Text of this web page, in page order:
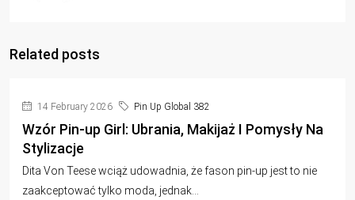
Related posts
14 February 2026 Pin Up Global 382
Wzór Pin-up Girl: Ubrania, Makijaż I Pomysły Na
Stylizacje
Dita Von Teese wciąż udowadnia, że fason pin-up jest to nie
zaakceptować tylko moda, jednak...